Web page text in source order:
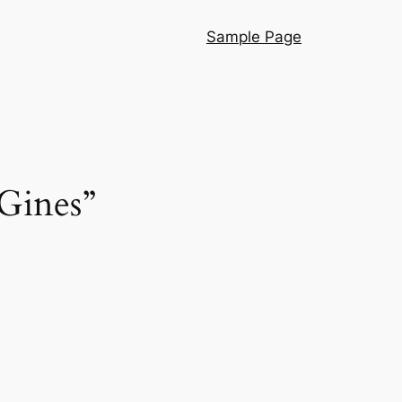
Sample Page